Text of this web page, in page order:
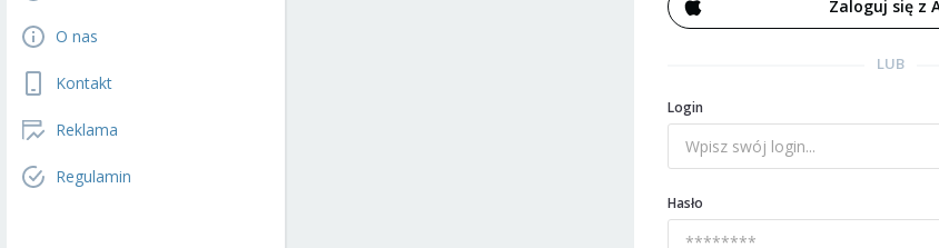
O nas
Kontakt
Reklama
Regulamin
Zaloguj się z
LUB
Login
Hasło